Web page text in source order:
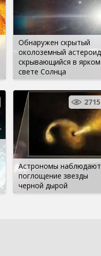
Обнаружен скрытый
околоземный
скрывающийся в ярком
свете Солнца
Астрономы наблюдают
поглощение звезды
черной дырой
2715